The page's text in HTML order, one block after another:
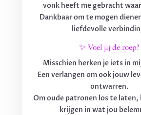
vonk heeft me gebracht
Dankbaar om te mogen
liefdevolle
✨ Voel jij de roep?
Misschien herken je iets in
Een verlangen om ook jouw
ontwarren.
Om oude patronen los te
krijgen in wat jou